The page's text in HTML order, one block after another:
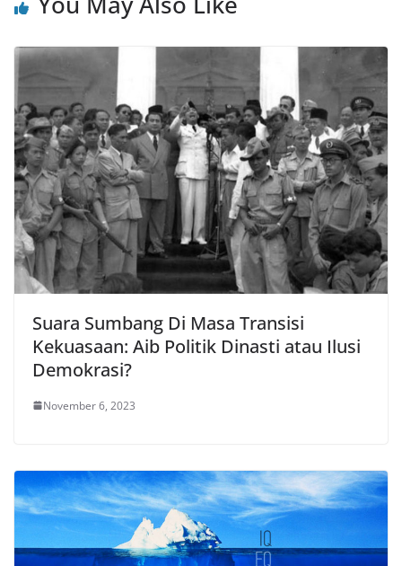
Suara Sumbang Di Masa Transisi
Kekuasaan: Aib Politik Dinasti atau Ilusi
Demokrasi?
November 6, 2023